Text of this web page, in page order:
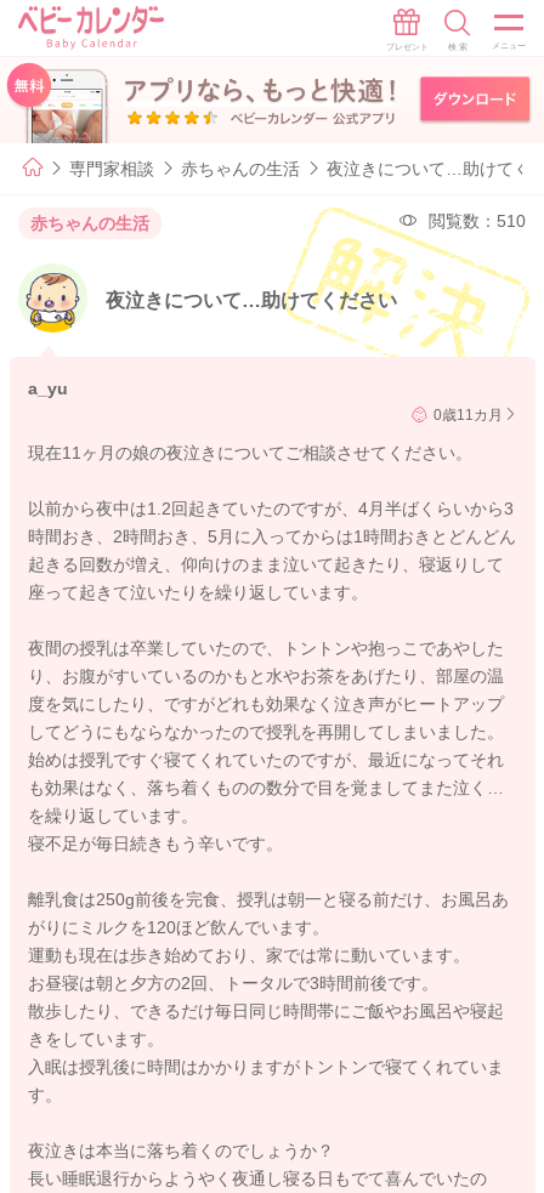
専門家相談 赤ちゃんの生活 夜泣きについて…助けてく
赤ちゃんの生活 閲覧数：510
夜泣きについて…助けてください
a_yu
0歳11カ月
現在11ヶ月の娘の夜泣きについてご相談させてください。
以前から夜中は1.2回起きていたのですが、4月半ばくらいから3
時間おき、2時間おき、5月に入ってからは1時間おきとどんどん
起きる回数が増え、仰向けのまま泣いて起きたり、寝返りして
座って起きて泣いたりを繰り返しています。
夜間の授乳は卒業していたので、トントンや抱っこであやした
り、お腹がすいているのかもと水やお茶をあげたり、部屋の温
度を気にしたり、ですがどれも効果なく泣き声がヒートアップ
してどうにもならなかったので授乳を再開してしまいました。
始めは授乳ですぐ寝てくれていたのですが、最近になってそれ
も効果はなく、落ち着くものの数分で目を覚ましてまた泣く…
を繰り返しています。
寝不足が毎日続きもう辛いです。
離乳食は250g前後を完食、授乳は朝一と寝る前だけ、お風呂あ
がりにミルクを120ほど飲んでいます。
運動も現在は歩き始めており、家では常に動いています。
お昼寝は朝と夕方の2回、トータルで3時間前後です。
散歩したり、できるだけ毎日同じ時間帯にご飯やお風呂や寝起
きをしています。
入眠は授乳後に時間はかかりますがトントンで寝てくれていま
す。
夜泣きは本当に落ち着くのでしょうか？
長い睡眠退行からようやく夜通し寝る日もでて喜んでいたの